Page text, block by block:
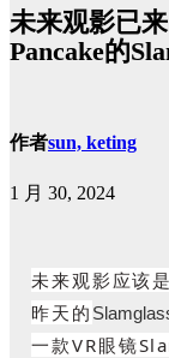
未来观影已
Pancake的
作者sun, keting
1 月 30, 2024
未来观影应该
昨天的
一款VR眼镜